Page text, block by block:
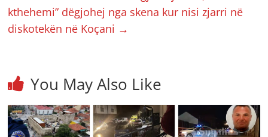
kthehemi” dëgjohej nga skena kur nisi zjarri në
diskotekën në Koçani →
You May Also Like